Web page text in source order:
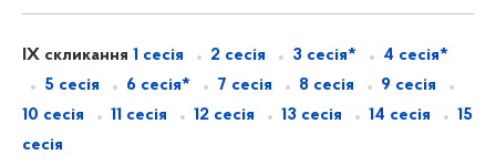
IX скликання 1 сесія 2 сесія 3 сесія*
4 сесія*
5 сесія
6 сесія* 7 сесія 8 сесія
9 сесія
10 сесія
11 сесія 12 сесія 13 сесія 14 сесія
15
сесія